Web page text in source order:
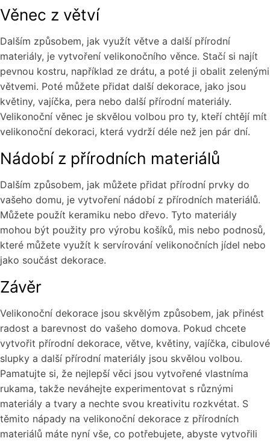
Věnec z větví
Dalším způsobem, jak využít větve a další přírodní
materiály, je vytvoření velikonočního věnce. Stačí si najít
pevnou kostru, například ze drátu, a poté ji obalit zelenými
větvemi. Poté můžete přidat další dekorace, jako jsou
květiny, vajíčka, pera nebo další přírodní materiály.
Velikonoční věnec je skvělou volbou pro ty, kteří chtějí mít
velikonoční dekoraci, která vydrží déle než jen pár dní.
Nádobí z přírodních materiálů
Dalším způsobem, jak můžete přidat přírodní prvky do
vašeho domu, je vytvoření nádobí z přírodních materiálů.
Můžete použít keramiku nebo dřevo. Tyto materiály
mohou být použity pro výrobu košíků, mis nebo podnosů,
které můžete využít k servírování velikonočních jídel nebo
jako součást dekorace.
Závěr
Velikonoční dekorace jsou skvělým způsobem, jak přinést
radost a barevnost do vašeho domova. Pokud chcete
vytvořit přírodní dekorace, větve, květiny, vajíčka, cibulové
slupky a další přírodní materiály jsou skvělou volbou.
Pamatujte si, že nejlepší věci jsou vytvořené vlastníma
rukama, takže neváhejte experimentovat s různými
materiály a tvary a nechte svou kreativitu rozkvétat. S
těmito nápady na velikonoční dekorace z přírodních
materiálů máte nyní vše, co potřebujete, abyste vytvořili